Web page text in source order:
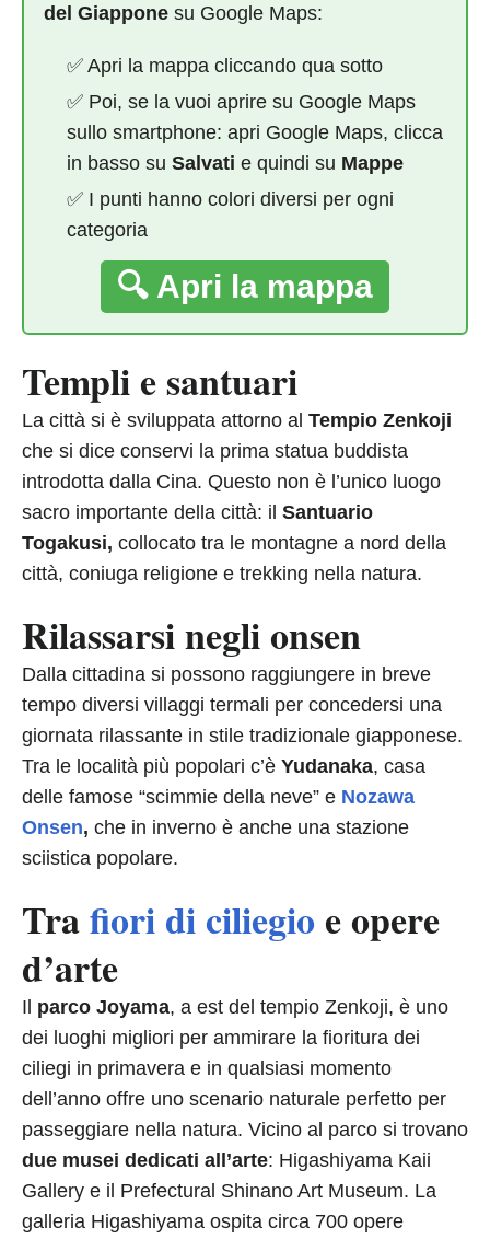
del Giappone su Google Maps:
✅ Apri la mappa cliccando qua sotto
✅ Poi, se la vuoi aprire su Google Maps
sullo smartphone: apri Google Maps, clicca
in basso su Salvati e quindi su Mappe
✅ I punti hanno colori diversi per ogni
categoria
🔍 Apri la mappa
Templi e santuari
La città si è sviluppata attorno al Tempio Zenkoji
che si dice conservi la prima statua buddista
introdotta dalla Cina. Questo non è l’unico luogo
sacro importante della città: il Santuario
Togakusi, collocato tra le montagne a nord della
città, coniuga religione e trekking nella natura.
Rilassarsi negli onsen
Dalla cittadina si possono raggiungere in breve
tempo diversi villaggi termali per concedersi una
giornata rilassante in stile tradizionale giapponese.
Tra le località più popolari c’è Yudanaka, casa
delle famose “scimmie della neve” e Nozawa
Onsen, che in inverno è anche una stazione
sciistica popolare.
Trafiori di ciliegioe opere
d’arte
Il parco Joyama, a est del tempio Zenkoji, è uno
dei luoghi migliori per ammirare la fioritura dei
ciliegi in primavera e in qualsiasi momento
dell’anno offre uno scenario naturale perfetto per
passeggiare nella natura. Vicino al parco si trovano
due musei dedicati all’arte: Higashiyama Kaii
Gallery e il Prefectural Shinano Art Museum. La
galleria Higashiyama ospita circa 700 opere